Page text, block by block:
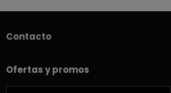
Contacto
Ofertas y promos